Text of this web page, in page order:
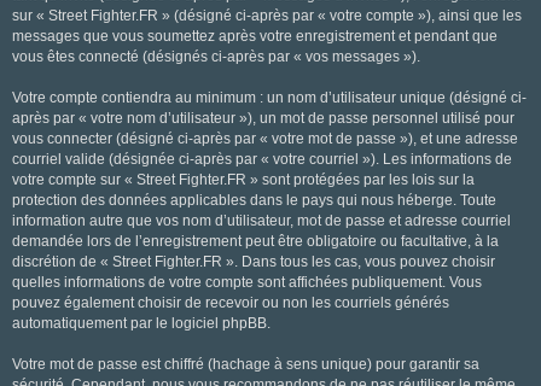
sur « Street Fighter.FR » (désigné ci-après par « votre compte »), ainsi que les
messages que vous soumettez après votre enregistrement et pendant que
vous êtes connecté (désignés ci-après par « vos messages »).
Votre compte contiendra au minimum : un nom d’utilisateur unique (désigné ci-
après par « votre nom d’utilisateur »), un mot de passe personnel utilisé pour
vous connecter (désigné ci-après par « votre mot de passe »), et une adresse
courriel valide (désignée ci-après par « votre courriel »). Les informations de
votre compte sur « Street Fighter.FR » sont protégées par les lois sur la
protection des données applicables dans le pays qui nous héberge. Toute
information autre que vos nom d’utilisateur, mot de passe et adresse courriel
demandée lors de l’enregistrement peut être obligatoire ou facultative, à la
discrétion de « Street Fighter.FR ». Dans tous les cas, vous pouvez choisir
quelles informations de votre compte sont affichées publiquement. Vous
pouvez également choisir de recevoir ou non les courriels générés
automatiquement par le logiciel phpBB.
Votre mot de passe est chiffré (hachage à sens unique) pour garantir sa